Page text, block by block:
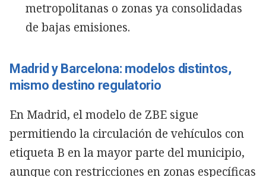
metropolitanas o zonas ya consolidadas
de bajas emisiones.
Madrid y Barcelona: modelos distintos,
mismo destino regulatorio
En Madrid, el modelo de ZBE sigue
permitiendo la circulación de vehículos con
etiqueta B en la mayor parte del municipio,
aunque con restricciones en zonas específicas